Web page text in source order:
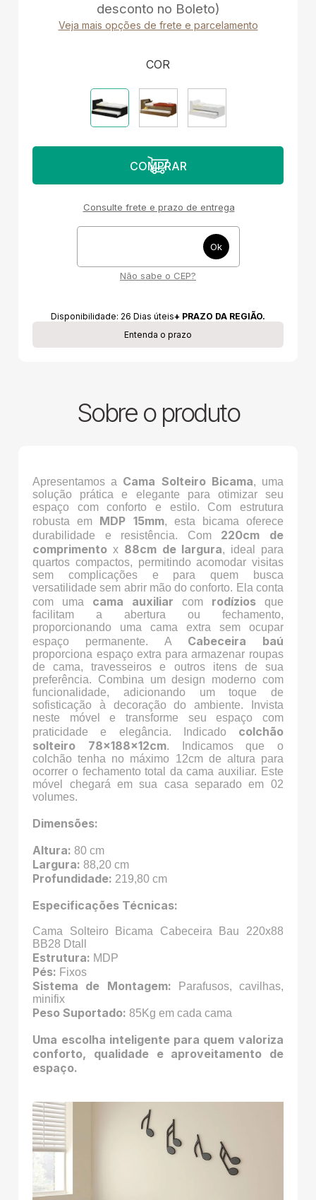
desconto no Boleto)
Veja mais opções de frete e parcelamento
COR
Consulte frete e prazo de entrega
Não sabe o CEP?
Disponibilidade: 26 Dias úteis+ PRAZO DA REGIÃO.
Entenda o prazo
Sobre o produto
Apresentamos a Cama Solteiro Bicama, uma
solução prática e elegante para otimizar seu
espaço com conforto e estilo. Com estrutura
robusta em MDP 15mm, esta bicama oferece
durabilidade e resistência. Com 220cm de
comprimento x 88cm de largura, ideal para
quartos compactos, permitindo acomodar visitas
sem complicações e para quem busca
versatilidade sem abrir mão do conforto. Ela conta
com uma cama auxiliar com rodíziosque
facilitam a abertura ou fechamento,
proporcionando uma cama extra sem ocupar
espaço permanente. A Cabeceira baú
proporciona espaço extra para armazenar roupas
de cama, travesseiros e outros itens de sua
preferência. Combina um design moderno com
funcionalidade, adicionando um toque de
sofisticação à decoração do ambiente. Invista
neste móvel e transforme seu espaço com
praticidade e elegância. Indicado colchão
solteiro
78x188x12cm. Indicamos que o
colchão tenha no máximo 12cm de altura para
ocorrer o fechamento total da cama auxiliar. Este
móvel chegará em sua casa separado em 02
volumes.
Dimensões:
Altura: 80 cm
Largura: 88,20 cm
Profundidade: 219,80 cm
Especificações Técnicas:
Cama Solteiro Bicama Cabeceira Bau 220x88
BB28 Dtall
Estrutura: MDP
Pés: Fixos
Sistema de Montagem: Parafusos, cavilhas,
minifix
Peso Suportado: 85Kg em cada cama
Uma escolha inteligente para quem valoriza
conforto, qualidade e aproveitamento de
espaço.